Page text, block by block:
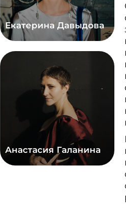
Екатерина Давыдова
Анастасия Галанина